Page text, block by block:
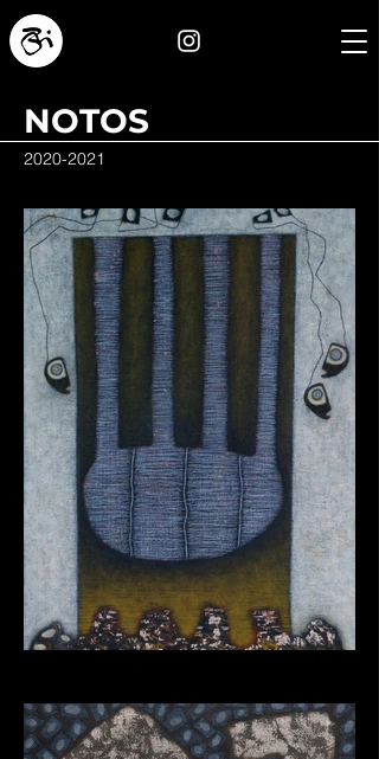
NOTOS
2020-2021